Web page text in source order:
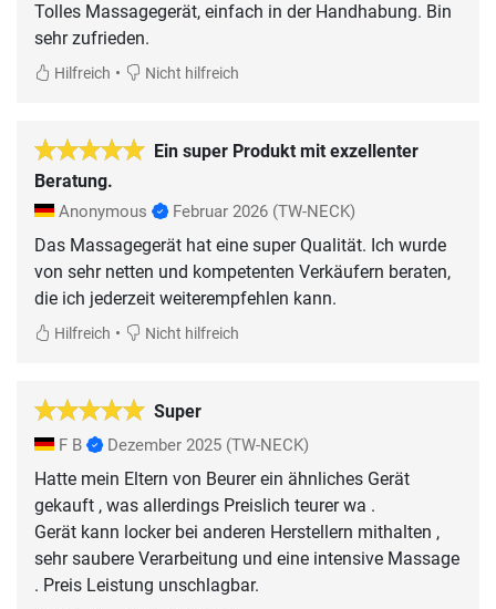
Tolles Massagegerät, einfach in der Handhabung. Bin
sehr zufrieden.
Hilfreich • Nicht hilfreich
Ein super Produkt mit exzellenter
Beratung.
Anonymous Februar 2026 (TW-NECK)
Das Massagegerät hat eine super Qualität. Ich wurde
von sehr netten und kompetenten Verkäufern beraten,
die ich jederzeit weiterempfehlen kann.
Hilfreich • Nicht hilfreich
Super
F B Dezember 2025 (TW-NECK)
Hatte mein Eltern von Beurer ein ähnliches Gerät
gekauft , was allerdings Preislich teurer wa .
Gerät kann locker bei anderen Herstellern mithalten ,
sehr saubere Verarbeitung und eine intensive Massage
. Preis Leistung unschlagbar.